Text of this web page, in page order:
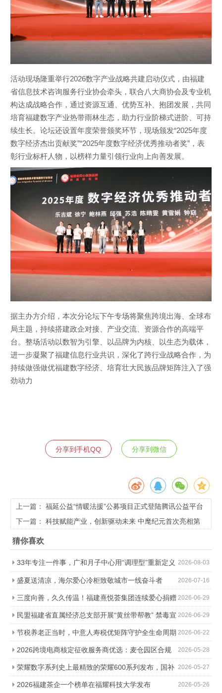
活动现场隆重举行2026数字产业战略共建启动仪式，由福建
省信息技术咨询服务行业协会牵头，联合八大商协会及专业机
构达成战略合作，通过资源互通、优势互补、抱团发展，共同
培育福建数字产业热带雨林生态，助力行业阶梯式进阶、可持
续生长。论坛还设置年度荣誉颁奖环节，现场颁发“2025年度
数字经济杰出贡献奖”“2025年度数字经济优秀推动者奖”，表
彰行业标杆人物，以榜样力量引领行业向上向善发展。
据主办方介绍，本次分论坛下午专场将聚焦跨境出海、全球布
局主题，持续搭建政企对接、产业交流、资源合作的高端平
台。整场活动以数智为引擎、以品牌为内核、以生态为载体，
进一步凝聚了福建信息行业共识，深化了跨行业战略合作，为
持续做强做优福建数字经济、培育壮大民族品牌矩阵注入了强
劲动力
分享到手机QQ 分享到微信
上一篇： 福延公益“情暖法援”公募项目正式登陆腾讯公益平台
下一篇： 科技赋能产业，创新驱动未来 中麾纪元首次亮相第
六届福州国际数字产品博览会引发行业关注
猜你喜欢
2026-08-03
33年专注一件事，广和月子中心用“调理型”重新定义
科学坐月子 2026-07-16
盛夏送清凉，海尔爱心冷柜致敬城市一线奋斗者
2026-06-29
三度向善，久久传温！福建熹悦荟集团连续爱心捐赠
助力金秋助学 2026-06-29
民盟福建省直属经济总支部开展“黄丝带帮教” 禁毒宣
传进社区活动 2026-06-22
节税养老正当时，中意人寿税优矩阵守护全生命周期
2026-05-28
2026跨境电商核定征收服务商优选：麦仓园区合规
降负，轻松降本增效 2026-05-27
荣耀数字系列史上最精致的荣耀600系列发布，国补
价2294.15元起 2026-05-26
2026福建茶企一个榜单在福耀科技大学发布